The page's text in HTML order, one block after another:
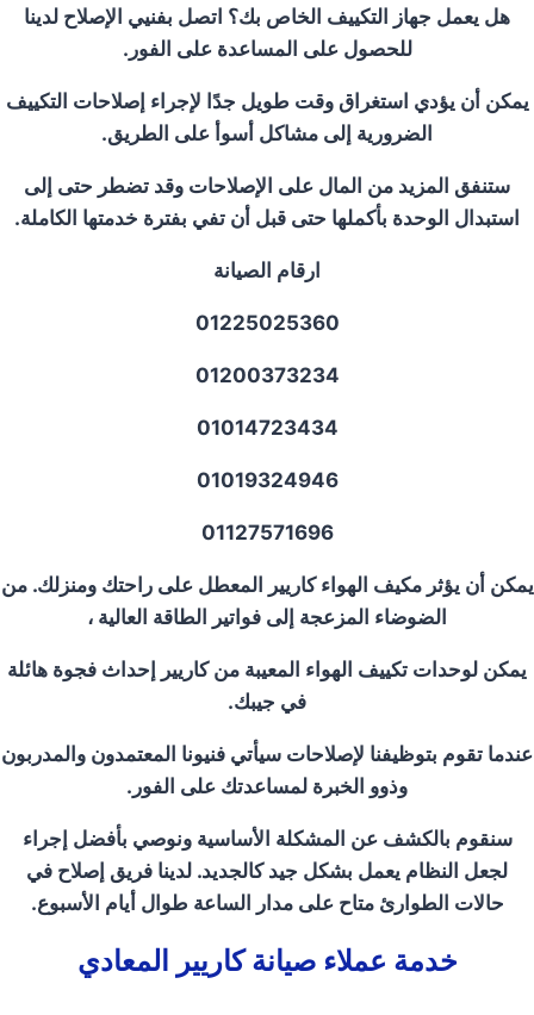
هل يعمل جهاز التكييف الخاص بك؟ اتصل بفنيي الإصلاح لدينا
للحصول على المساعدة على الفور.
يمكن أن يؤدي استغراق وقت طويل جدًا لإجراء إصلاحات التكييف
الضرورية إلى مشاكل أسوأ على الطريق.
ستنفق المزيد من المال على الإصلاحات وقد تضطر حتى إلى
استبدال الوحدة بأكملها حتى قبل أن تفي بفترة خدمتها الكاملة.
ارقام الصيانة
01225025360
01200373234
01014723434
01019324946
01127571696
يمكن أن يؤثر مكيف الهواء كاريير المعطل على راحتك ومنزلك. من
الضوضاء المزعجة إلى فواتير الطاقة العالية ،
يمكن لوحدات تكييف الهواء المعيبة من كاريير إحداث فجوة هائلة
في جيبك.
عندما تقوم بتوظيفنا لإصلاحات سيأتي فنيونا المعتمدون والمدربون
وذوو الخبرة لمساعدتك على الفور.
سنقوم بالكشف عن المشكلة الأساسية ونوصي بأفضل إجراء
لجعل النظام يعمل بشكل جيد كالجديد. لدينا فريق إصلاح في
حالات الطوارئ متاح على مدار الساعة طوال أيام الأسبوع.
خدمة عملاء صيانة كاريير المعادي